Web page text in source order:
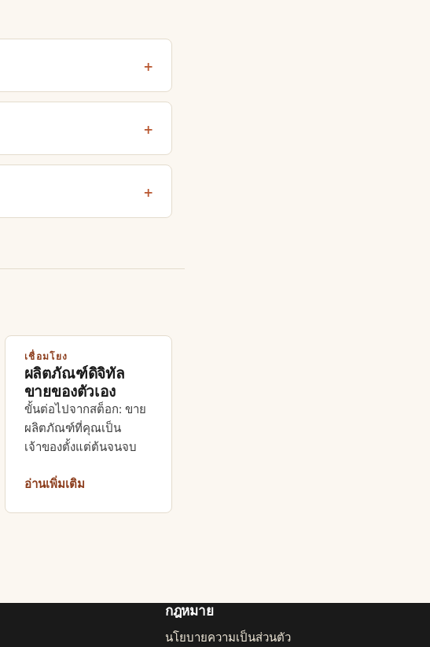
เชื่อมโยง
ผลิตภัณฑ์ดิจิทัล
ขายของตัวเอง
ขั้นต่อไปจากสต็อก: ขาย
ผลิตภัณฑ์ที่คุณเป็น
เจ้าของตั้งแต่ต้นจนจบ
อ่านเพิ่มเติม
กฎหมาย
นโยบายความเป็นส่วนตัว